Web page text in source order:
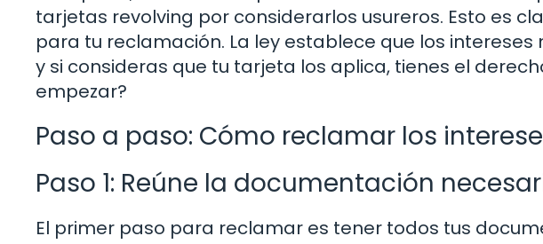
tarjetas revolving por considerarlos usureros. Esto es
para tu reclamación. La ley establece que los
y si consideras que tu tarjeta los aplica, tienes el
empezar?
Paso a paso: Cómo reclamar los
Paso 1: Reúne la documentación
El primer paso para reclamar es tener todos tus